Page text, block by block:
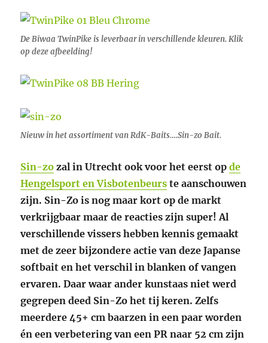
De Biwaa TwinPike is leverbaar in verschillende kleuren. Klik
op deze afbeelding!
Nieuw in het assortiment van RdK-Baits….Sin-zo Bait.
Sin-zo zal in Utrecht ook voor het eerst opde
Hengelsport en Visbotenbeurs te aanschouwen
zijn. Sin-Zo is nog maar kort op de markt
verkrijgbaar maar de reacties zijn super! Al
verschillende vissers hebben kennis gemaakt
met de zeer bijzondere actie van deze Japanse
softbait en het verschil in blanken of vangen
ervaren. Daar waar ander kunstaas niet werd
gegrepen deed Sin-Zo het tij keren. Zelfs
meerdere 45+ cm baarzen in een paar worden
én een verbetering van een PR naar 52 cm zijn